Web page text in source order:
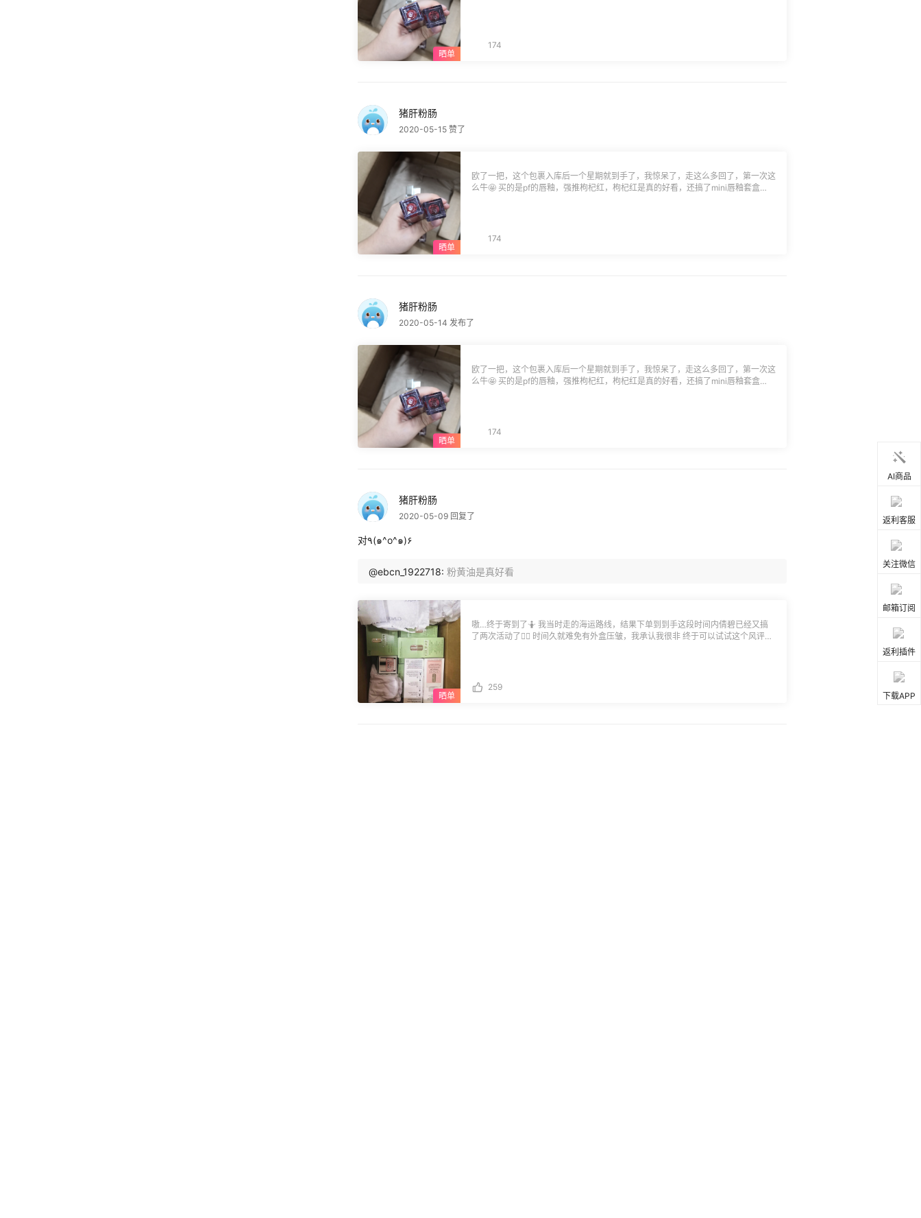
174
猪肝粉肠
2020-05-15 赞了
欧了一把，这个包裹入库后一个星期就到手了，我惊呆了，走这么多回了，第一次这
么牛🤩 买的是pf的唇釉，强推枸杞红，枸杞红是真的好看，还搞了mini唇釉套盒
174
猪肝粉肠
2020-05-14 发布了
欧了一把，这个包裹入库后一个星期就到手了，我惊呆了，走这么多回了，第一次这
么牛🤩 买的是pf的唇釉，强推枸杞红，枸杞红是真的好看，还搞了mini唇釉套盒
174
猪肝粉肠
2020-05-09 回复了
对٩(๑^o^๑)۶
@ebcn_1922718: 粉黄油是真好看
嗷…终于寄到了🤷 我当时走的海运路线，结果下单到到手这段时间内倩碧已经又搞
了两次活动了🤦‍♀️ 时间久就难免有外盒压皱，我承认我很非 终于可以试试这个风评不
259
AI商品
返利客服
关注微信
邮箱订阅
返利插件
下载APP